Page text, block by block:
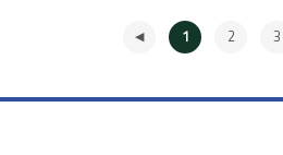
1 2 3